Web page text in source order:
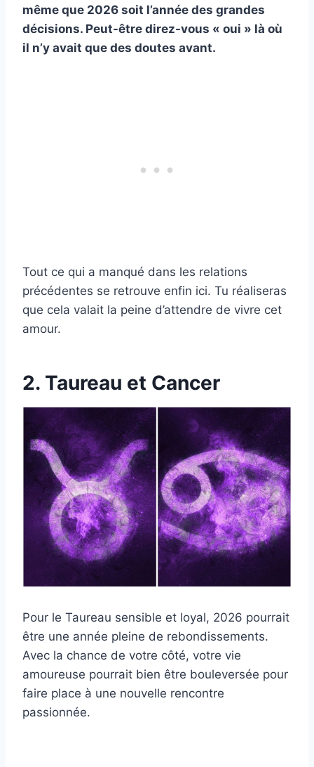
même que 2026 soit l’année des grandes
décisions. Peut-être direz-vous « oui » là où
il n’y avait que des doutes avant.
Tout ce qui a manqué dans les relations
précédentes se retrouve enfin ici. Tu réaliseras
que cela valait la peine d’attendre de vivre cet
amour.
2. Taureau et Cancer
Pour le Taureau sensible et loyal, 2026 pourrait
être une année pleine de rebondissements.
Avec la chance de votre côté, votre vie
amoureuse pourrait bien être bouleversée pour
faire place à une nouvelle rencontre
passionnée.